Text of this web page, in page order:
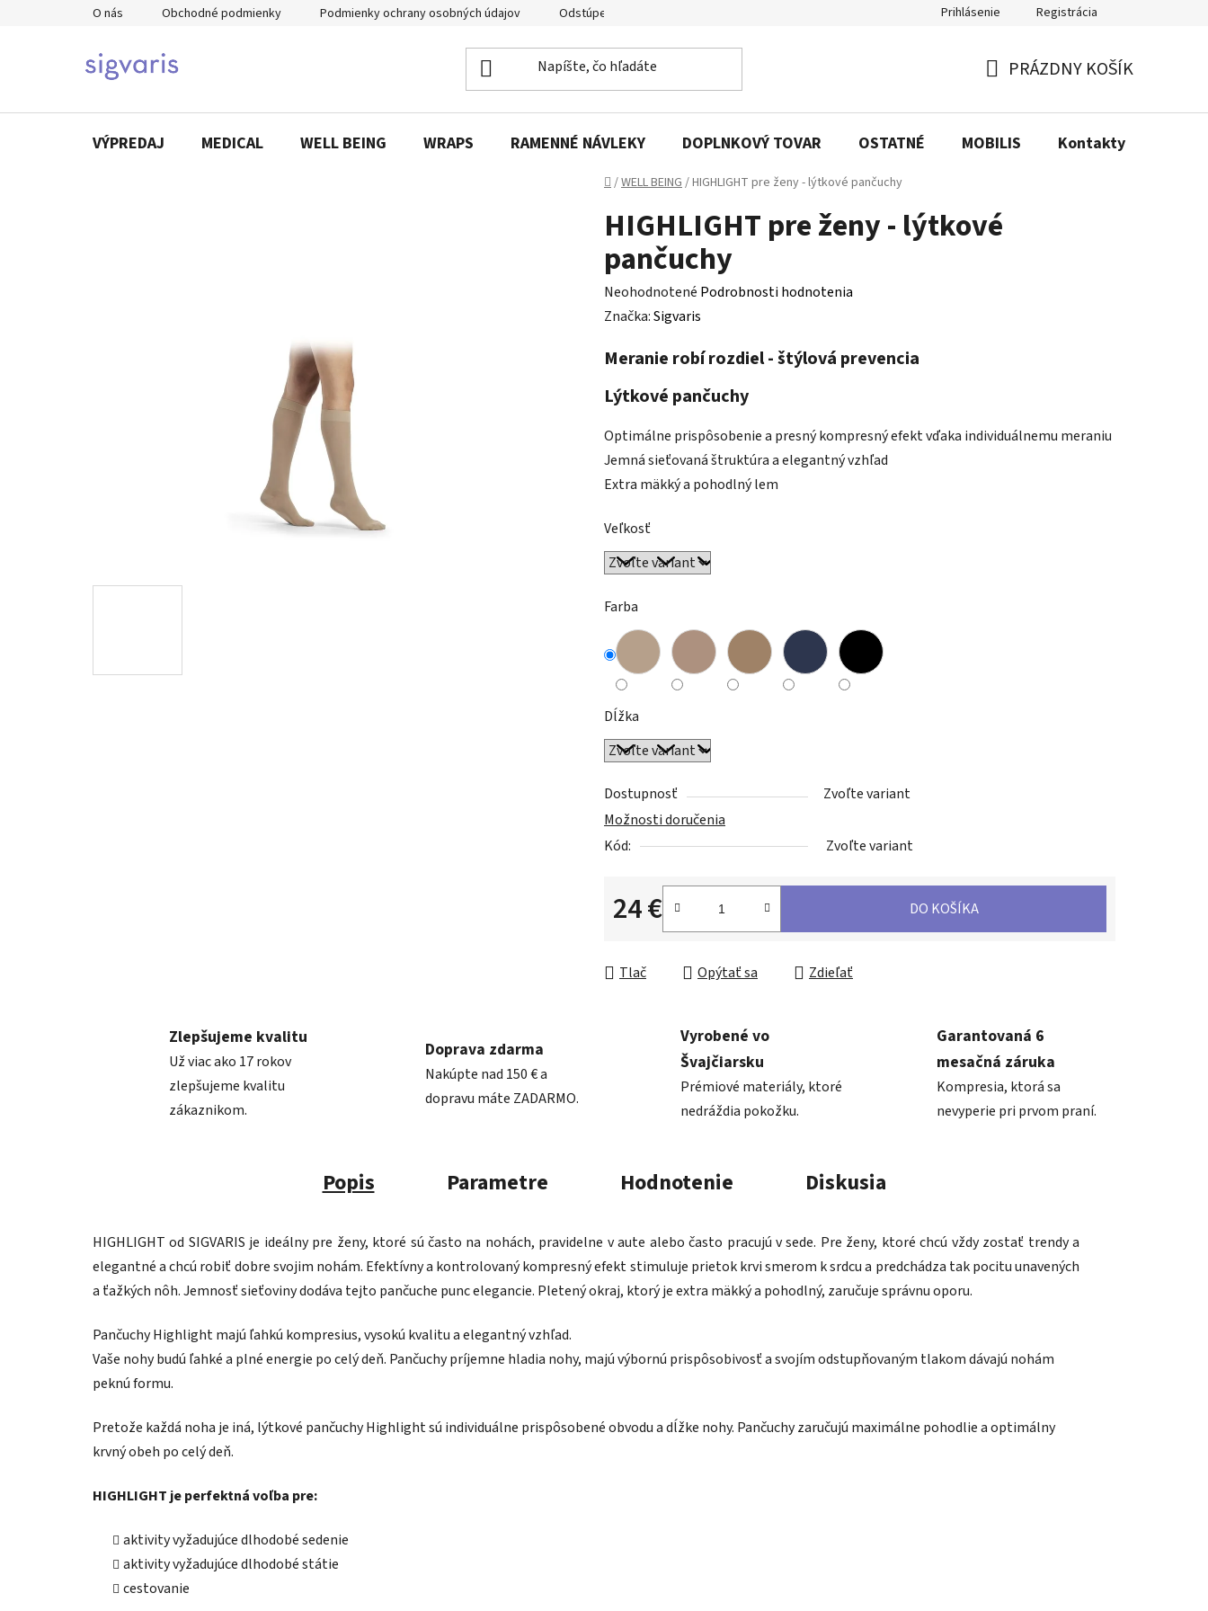
O nás Obchodné podmienky Podmienky ochrany osobných údajov Odstúpenie od zmluvy Prihlásenie Registrácia
KOŠÍK
PRÁZDNY KOŠÍK
VÝPREDAJ MEDICAL WELL BEING WRAPS RAMENNÉ NÁVLEKY DOPLNKOVÝ TOVAR OSTATNÉ MOBILIS Kontakty
Domov
/WELL BEING/HIGHLIGHT pre ženy - lýtkové pančuchy
HIGHLIGHT pre ženy - lýtkové
pančuchy
Priemerné
hodnotenie
je
0,0
5
hviezdičiek.
Neohodnotené Podrobnosti hodnotenia
Značka:Sigvaris
Meranie robí rozdiel - štýlová prevencia
Lýtkové pančuchy
Optimálne prispôsobenie a presný kompresný efekt vďaka individuálnemu meraniu
Jemná sieťovaná štruktúra a elegantný vzhľad
Extra mäkký a pohodlný lem
Veľkosť
Farba
Dĺžka
Dostupnosť
Zvoľte variant
Možnosti doručenia
Kód:
Zvoľte variant
24 €
Jednotková cena:
DO KOŠÍKA
Tlač Opýtať sa Zdieľať
Zlepšujeme kvalitu
Už viac ako 17 rokov
zlepšujeme kvalitu
zákaznikom.
Doprava zdarma
Nakúpte nad 150 € a
dopravu máte ZADARMO.
Vyrobené vo
Švajčiarsku
Prémiové materiály, ktoré
nedráždia pokožku.
Garantovaná 6
mesačná záruka
Kompresia, ktorá sa
nevyperie pri prvom praní.
Popis Parametre Hodnotenie Diskusia
HIGHLIGHT od SIGVARIS je ideálny pre ženy, ktoré sú často na nohách, pravidelne v aute alebo často pracujú v sede. Pre ženy, ktoré chcú vždy zostať trendy a
elegantné a chcú robiť dobre svojim nohám. Efektívny a kontrolovaný kompresný efekt stimuluje prietok krvi smerom k srdcu a predchádza tak pocitu unavených
a ťažkých nôh. Jemnosť sieťoviny dodáva tejto pančuche punc elegancie. Pletený okraj, ktorý je extra mäkký a pohodlný, zaručuje správnu oporu.
Pančuchy Highlight majú ľahkú kompresius, vysokú kvalitu a elegantný vzhľad.
Vaše nohy budú ľahké a plné energie po celý deň. Pančuchy príjemne hladia nohy, majú výbornú prispôsobivosť a svojím odstupňovaným tlakom dávajú nohám
peknú formu.
Pretože každá noha je iná, lýtkové pančuchy Highlight sú individuálne prispôsobené obvodu a dĺžke nohy. Pančuchy zaručujú maximálne pohodlie a optimálny
krvný obeh po celý deň.
HIGHLIGHT je perfektná voľba pre:
aktivity vyžadujúce dlhodobé sedenie
aktivity vyžadujúce dlhodobé státie
cestovanie